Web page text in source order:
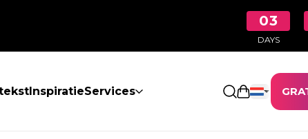
03
DAYS
InspiratieServices